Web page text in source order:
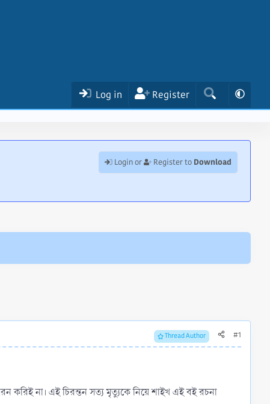
Log in Register
Login or Register to Download
Thread Author #1
করিই না। এই চিরন্তন সত্য মৃত্যুকে নিয়ে শাইখ এই বই রচনা